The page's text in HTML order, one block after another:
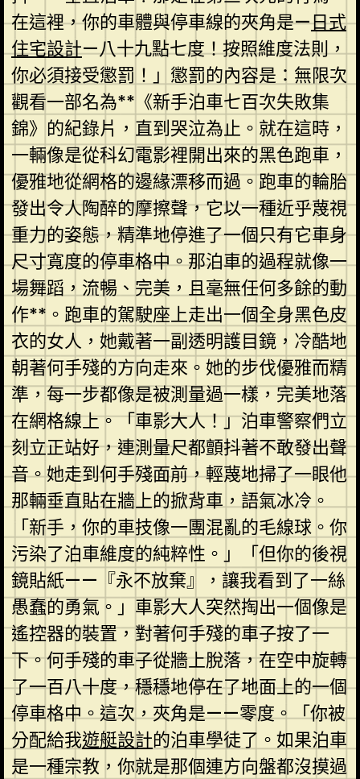
在這裡，你的車體與停車線的夾角是—日式
住宅設計—八十九點七度！按照維度法則，
你必須接受懲罰！」懲罰的內容是：無限次
觀看一部名為**《新手泊車七百次失敗集
錦》的紀錄片，直到哭泣為止。就在這時，
一輛像是從科幻電影裡開出來的黑色跑車，
優雅地從網格的邊緣漂移而過。跑車的輪胎
發出令人陶醉的摩擦聲，它以一種近乎蔑視
重力的姿態，精準地停進了一個只有它車身
尺寸寬度的停車格中。那泊車的過程就像一
場舞蹈，流暢、完美，且毫無任何多餘的動
作**。跑車的駕駛座上走出一個全身黑色皮
衣的女人，她戴著一副透明護目鏡，冷酷地
朝著何手殘的方向走來。她的步伐優雅而精
準，每一步都像是被測量過一樣，完美地落
在網格線上。「車影大人！」泊車警察們立
刻立正站好，連測量尺都顫抖著不敢發出聲
音。她走到何手殘面前，輕蔑地掃了一眼他
那輛垂直貼在牆上的掀背車，語氣冰冷。
「新手，你的車技像一團混亂的毛線球。你
污染了泊車維度的純粹性。」「但你的後視
鏡貼紙——『永不放棄』，讓我看到了一絲
愚蠢的勇氣。」車影大人突然掏出一個像是
遙控器的裝置，對著何手殘的車子按了一
下。何手殘的車子從牆上脫落，在空中旋轉
了一百八十度，穩穩地停在了地面上的一個
停車格中。這次，夾角是——零度。「你被
分配給我遊艇設計的泊車學徒了。如果泊車
是一種宗教，你就是那個連方向盤都沒摸過